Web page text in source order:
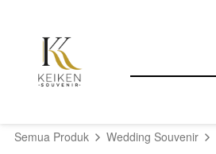
Semua Produk Wedding Souvenir